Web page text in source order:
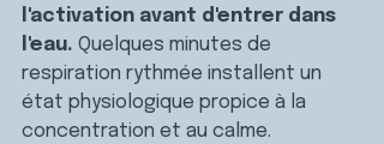
l'activation avant d'entrer dans
l'eau. Quelques minutes de
respiration rythmée installent un
état physiologique propice à la
concentration et au calme.